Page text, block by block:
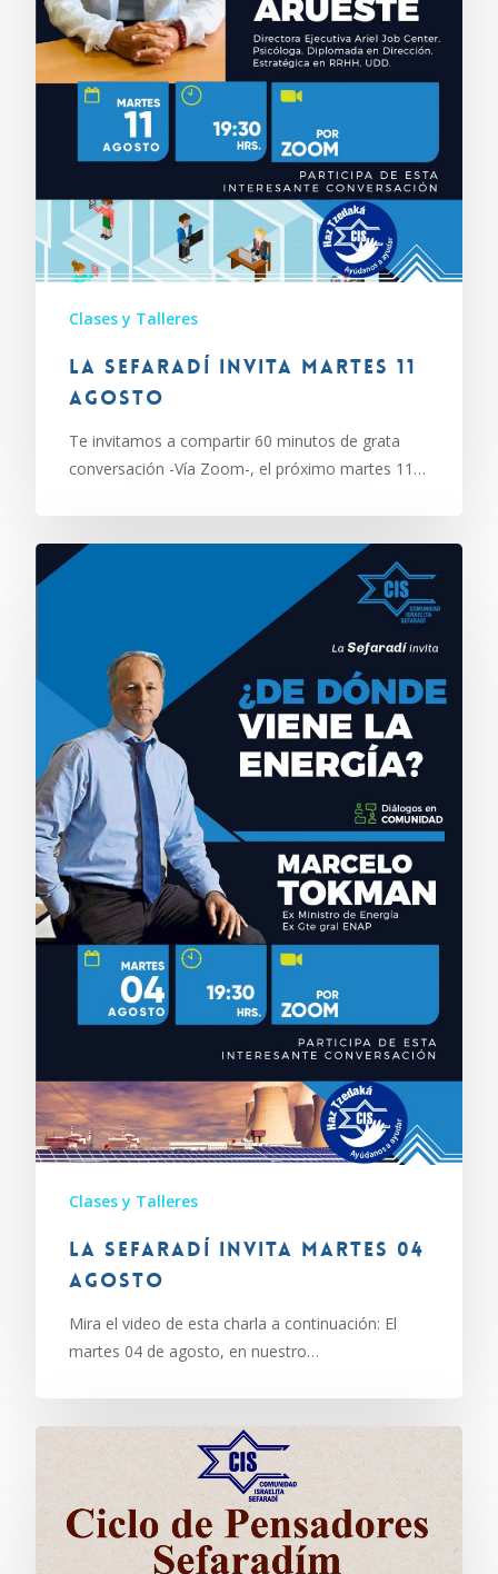
Clases y Talleres
La Sefaradí invita martes 11
agosto
Te invitamos a compartir 60 minutos de grata
conversación -Vía Zoom-, el próximo martes 11…
Clases y Talleres
La Sefaradí invita martes 04
agosto
Mira el video de esta charla a continuación: El
martes 04 de agosto, en nuestro…